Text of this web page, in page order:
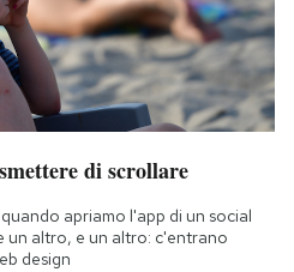
di scrollare
apriamo l'app di un social
un altro, e un altro: c'entrano
design